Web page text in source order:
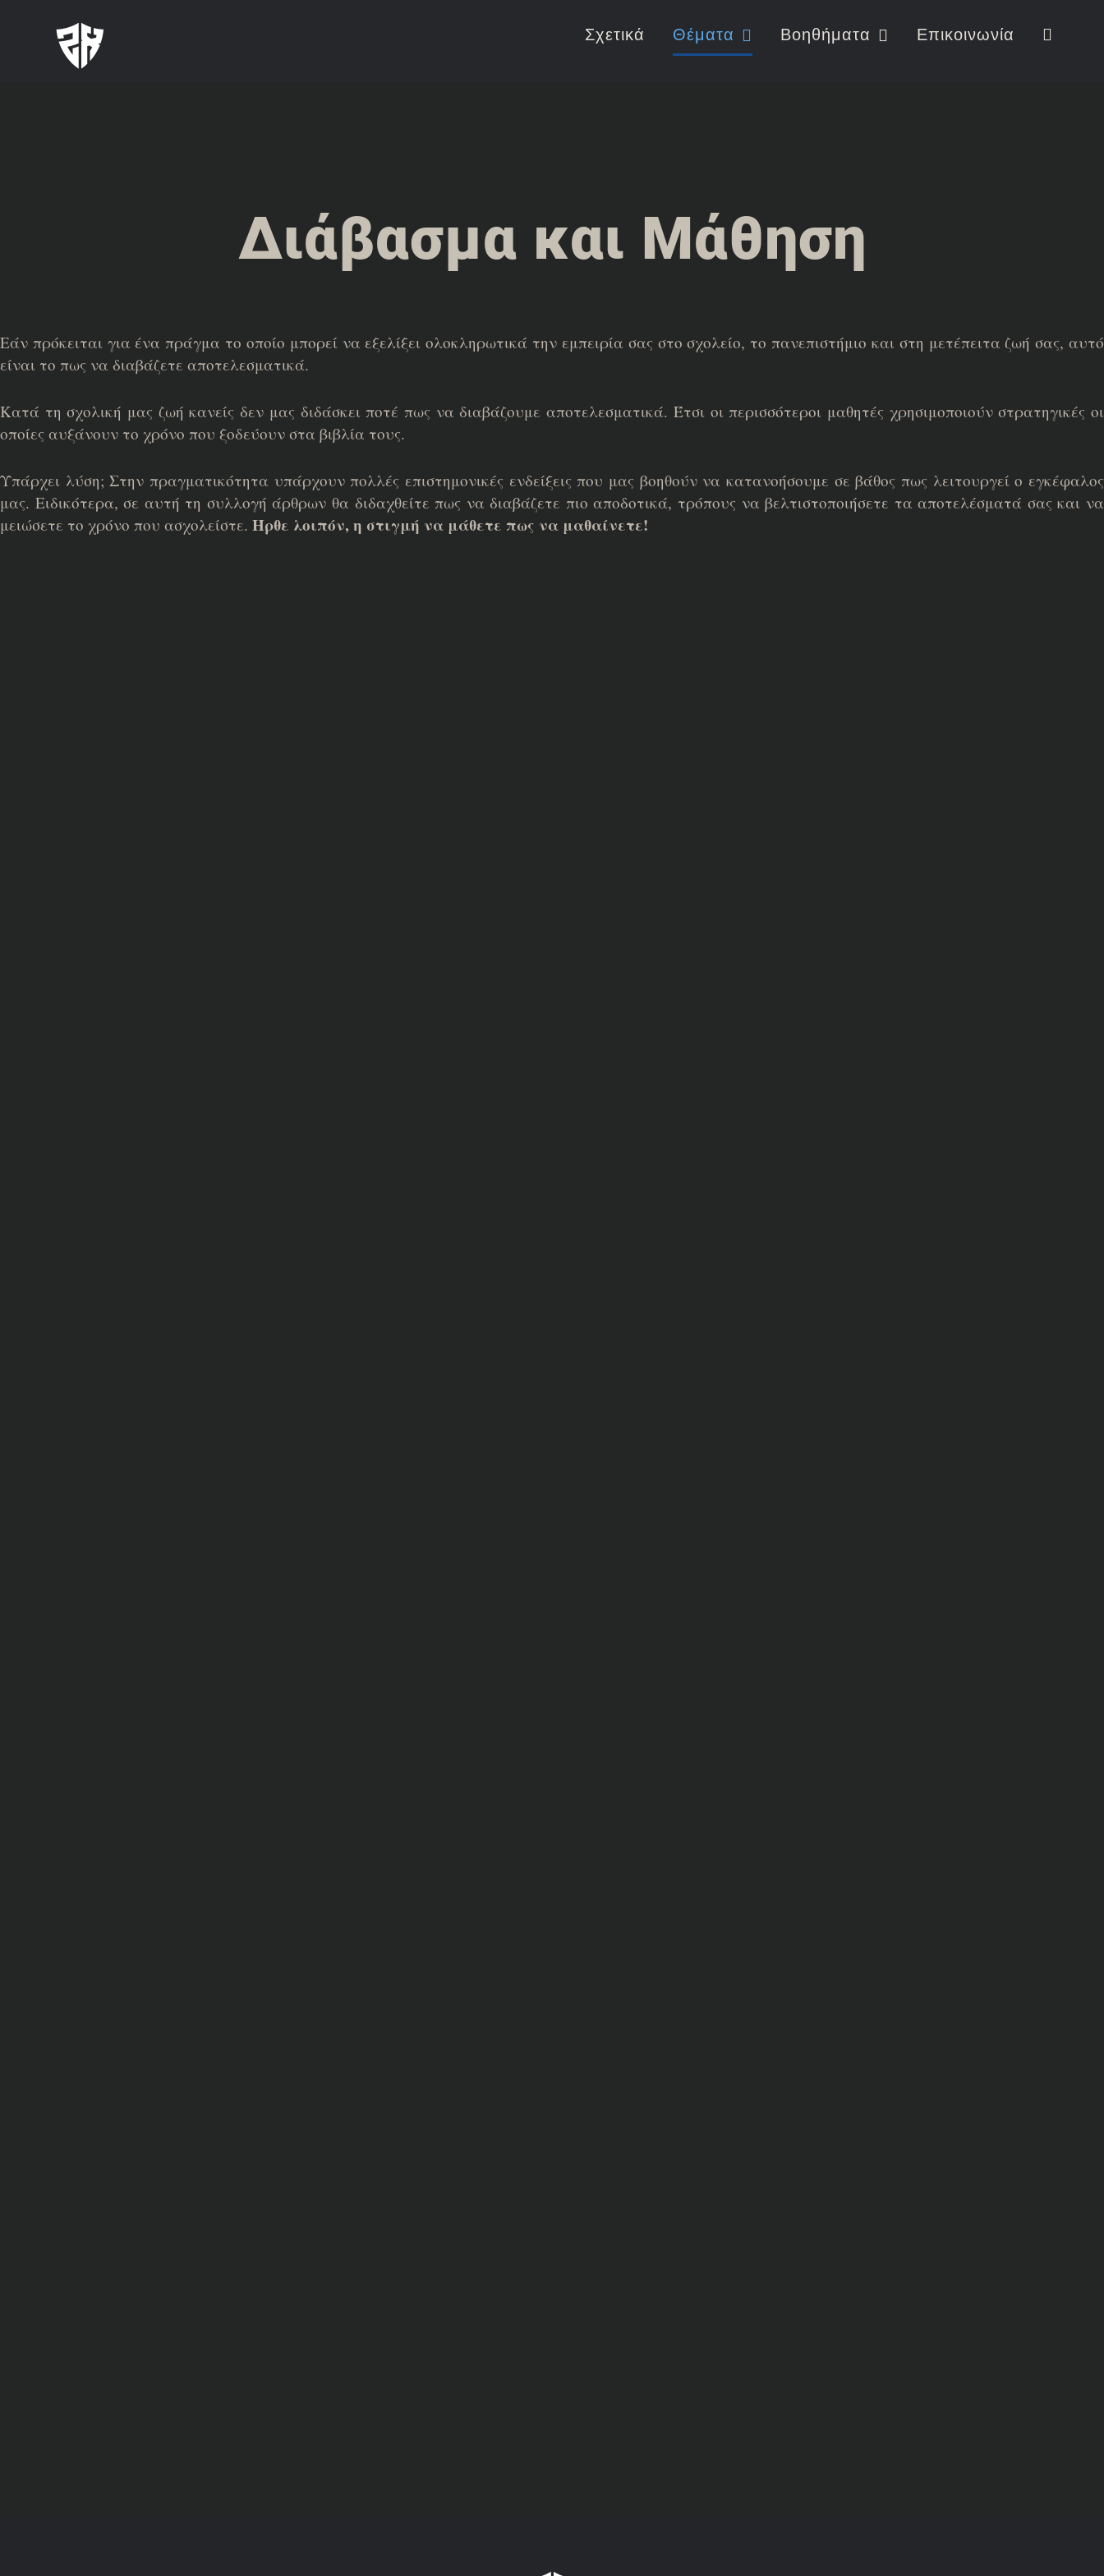
περιεχόμενο
Σχετικά Θέματα Βοηθήματα Επικοινωνία
Διάβασμα και Μάθηση
Εάν πρόκειται για ένα πράγμα το οποίο μπορεί να εξελίξει ολοκληρωτικά την εμπειρία σας στο σχολείο, το πανεπιστήμιο και στη μετέπειτα ζωή σας, αυτό
είναι το πως να διαβάζετε αποτελεσματικά.
Κατά τη σχολική μας ζωή κανείς δεν μας διδάσκει ποτέ πως να διαβάζουμε αποτελεσματικά. Έτσι οι περισσότεροι μαθητές χρησιμοποιούν στρατηγικές οι
οποίες αυξάνουν το χρόνο που ξοδεύουν στα βιβλία τους.
Υπάρχει λύση; Στην πραγματικότητα υπάρχουν πολλές επιστημονικές ενδείξεις που μας βοηθούν να κατανοήσουμε σε βάθος πως λειτουργεί ο εγκέφαλος
μας. Ειδικότερα, σε αυτή τη συλλογή άρθρων θα διδαχθείτε πως να διαβάζετε πιο αποδοτικά, τρόπους να βελτιστοποιήσετε τα αποτελέσματά σας και να
μειώσετε το χρόνο που ασχολείστε. Ήρθε λοιπόν, η στιγμή να μάθετε πως να μαθαίνετε!